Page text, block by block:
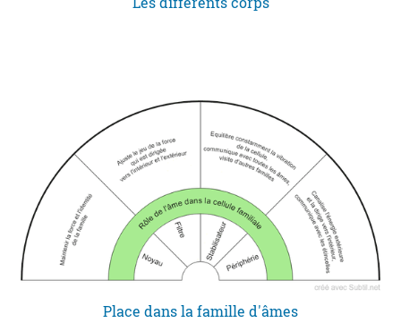
Place dans la famille d'âmes